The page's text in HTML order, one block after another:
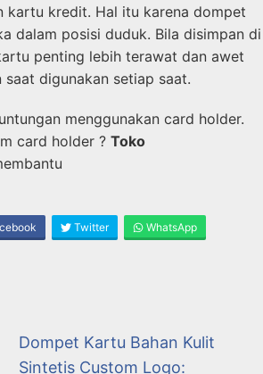
kartu kredit. Hal itu karena dompet
dalam posisi duduk. Bila disimpan di
penting lebih terawat dan awet
saat digunakan setiap saat.
menggunakan card holder.
card holder ? Toko
Twitter WhatsApp
Dompet Kartu Bahan Kulit
Sintetis Custom Logo: